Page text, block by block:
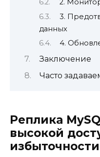
2.
3.
данных
4.
Заключение
Часто
Реплика
высокой